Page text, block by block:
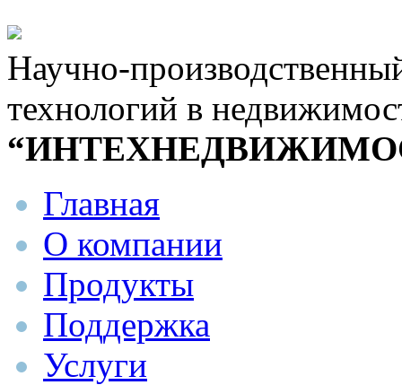
Научно-
технологий в
Главная
О компании
Продукты
Поддержка
Услуги